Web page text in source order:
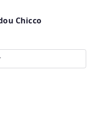
Chicco